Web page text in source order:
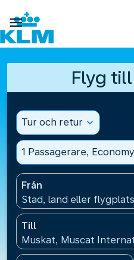

Flyg
Tur och retur expand_more
1 Passagerare,
Från
Stad, land eller flygplats
Till
Muskat, Muscat